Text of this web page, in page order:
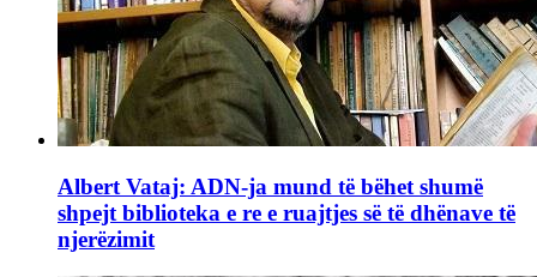
Albert Vataj: ADN-ja mund të bëhet shumë
shpejt biblioteka e re e ruajtjes së të dhënave të
njerëzimit